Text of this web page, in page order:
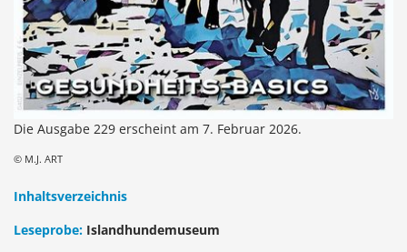
Die Ausgabe 229 erscheint am 7. Februar 2026.
© M.J. ART
Inhaltsverzeichnis
Leseprobe: Islandhundemuseum